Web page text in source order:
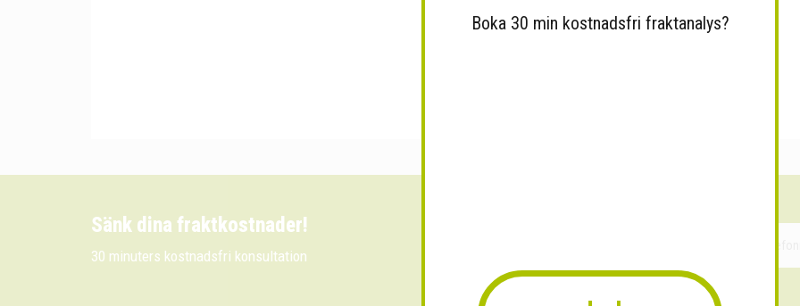
Sänk dina fraktkostnader!
30 minuters kostnadsfri konsultation
Boka 30 min kostnadsfri fraktanalys?